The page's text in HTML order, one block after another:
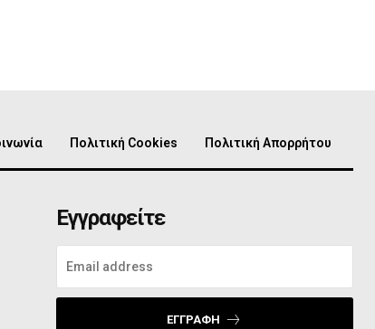
Πολιτική Cookies Πολιτική Απορρήτου
Εγγραφείτε
ΕΓΓΡΑΦΉ